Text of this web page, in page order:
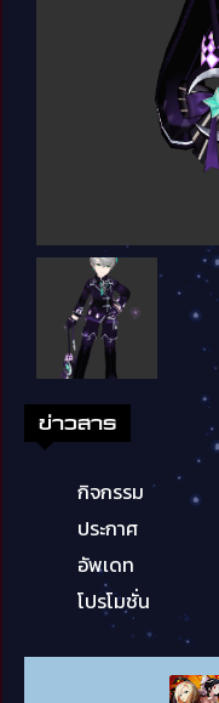
ข่าวสาร
กิจกรรม
ประกาศ
อัพเดท
โปรโมชั่น